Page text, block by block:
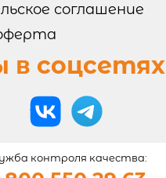
РИСА
РОЛЛЫ
РОЛЛЫ
соглашение
в соцсетях
контроля качества: